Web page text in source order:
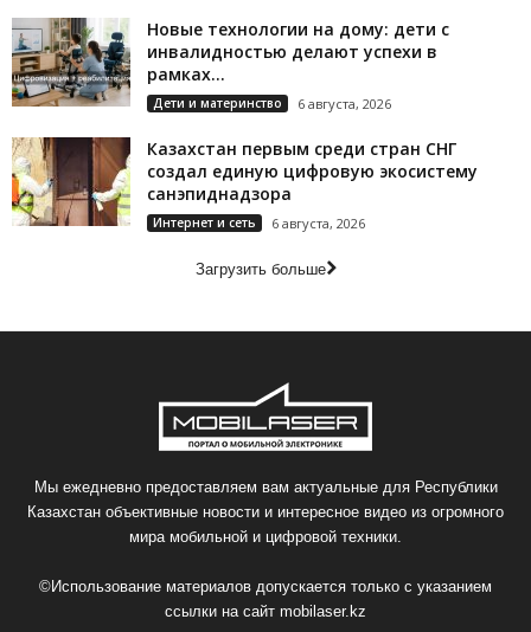
Новые технологии на дому: дети с
инвалидностью делают успехи в
рамках...
Дети и материнство 6 августа, 2026
Казахстан первым среди стран СНГ
создал единую цифровую экосистему
санэпиднадзора
Интернет и сеть 6 августа, 2026
Загрузить больше
Мы ежедневно предоставляем вам актуальные для Республики
Казахстан объективные новости и интересное видео из огромного
мира мобильной и цифровой техники.
©Использование материалов допускается только с указанием
ссылки на сайт mobilaser.kz